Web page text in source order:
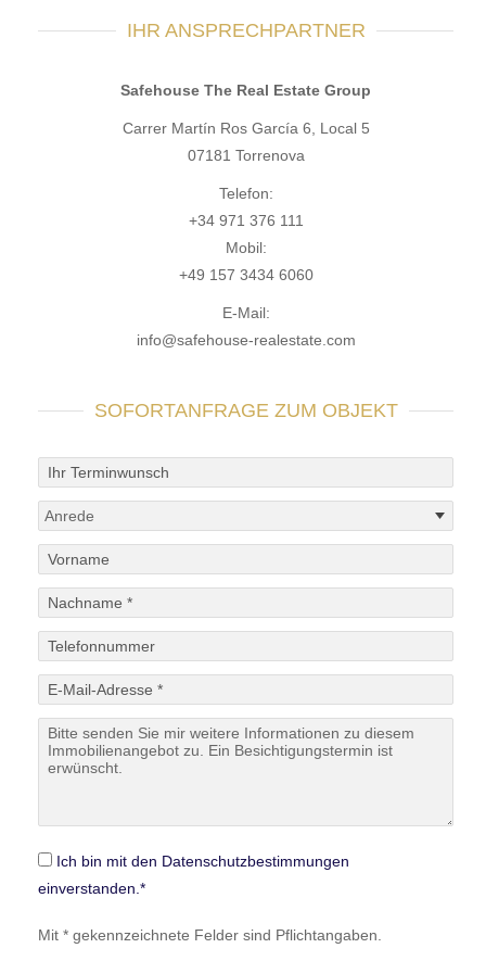
IHR ANSPRECHPARTNER
Safehouse The Real Estate Group
Carrer Martín Ros García 6, Local 5
07181 Torrenova
Telefon:
+34 971 376 111
Mobil:
+49 157 3434 6060
E-Mail:
info@safehouse-realestate.com
SOFORTANFRAGE ZUM OBJEKT
Ich bin mit den Datenschutzbestimmungen
einverstanden.*
Mit * gekennzeichnete Felder sind Pflichtangaben.